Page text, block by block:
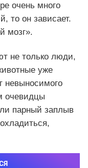
очень много
то он зависает.
мозг».
не только люди,
уже
невыносимого
очевидцы
парный заплыв